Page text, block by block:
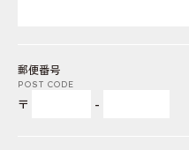
郵便番号
POST CODE
〒 -